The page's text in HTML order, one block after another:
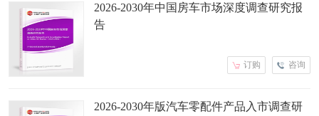
2026-2030年中国房车市场深度调查研究报
告
咨询
订购
2026-2030年版汽车零配件产品入市调查研